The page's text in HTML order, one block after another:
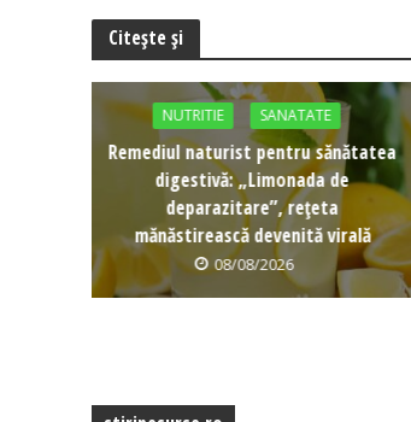
Citește și
NUTRITIE SANATATE
Remediul naturist pentru sănătatea
digestivă: „Limonada de
deparazitare”, rețeta
mănăstirească devenită virală
08/08/2026